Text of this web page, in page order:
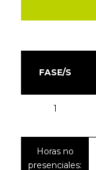
FASE/S
1
Horas no
presenciales: